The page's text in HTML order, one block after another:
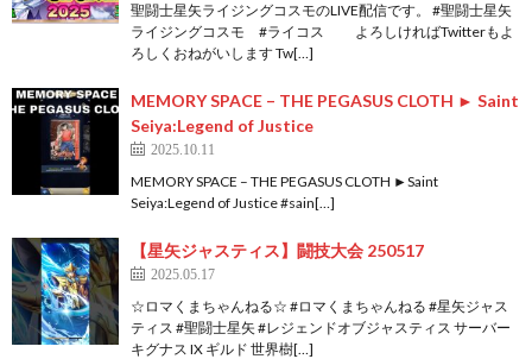
聖闘士星矢ライジングコスモのLIVE配信です。 #聖闘士星矢
ライジングコスモ #ライコス よろしければTwitterもよ
ろしくおねがいします Tw[…]
MEMORY SPACE – THE PEGASUS CLOTH ► Saint
Seiya:Legend of Justice
2025.10.11
MEMORY SPACE – THE PEGASUS CLOTH ►Saint
Seiya:Legend of Justice #sain[…]
【星矢ジャスティス】闘技大会 250517
2025.05.17
☆ロマくまちゃんねる☆ #ロマくまちゃんねる #星矢ジャス
ティス #聖闘士星矢 #レジェンドオブジャスティス サーバー
キグナス IX ギルド 世界樹[…]